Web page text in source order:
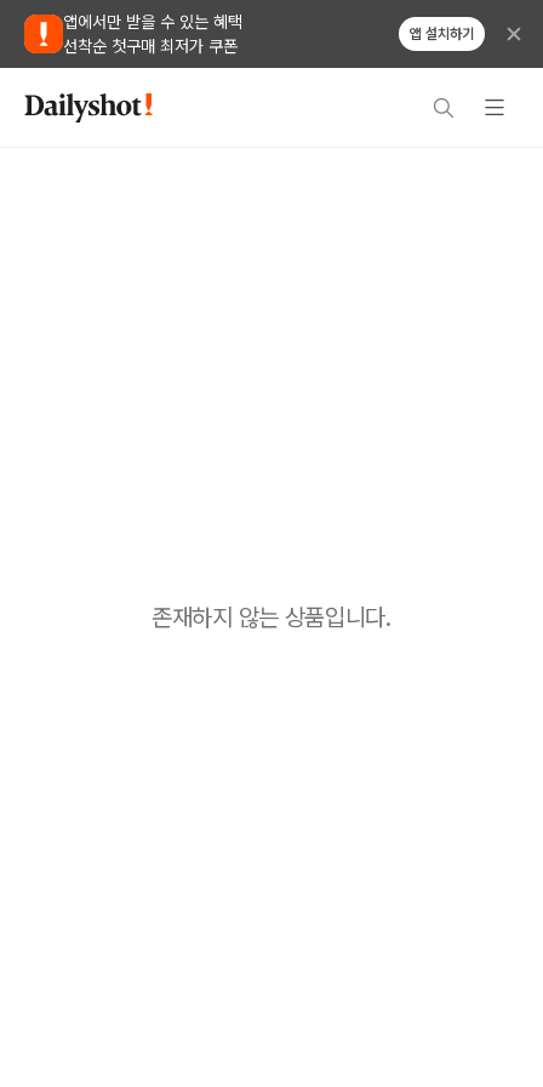
앱에서만 받을 수 있는 혜택
선착순 첫구매 최저가 쿠폰
앱 설치하기
존재하지 않는 상품입니다.